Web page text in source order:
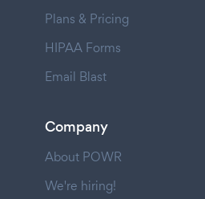
Plans & Pricing
HIPAA Forms
Email Blast
Company
About POWR
We're hiring!